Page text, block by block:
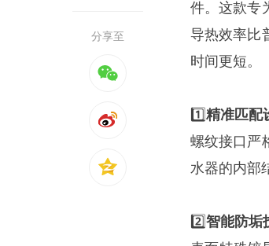
分享至
件。这款专
导热效率比
时间更短。
1️⃣ 精准匹配
螺纹接口严
水器的内部
2️⃣ 智能防垢